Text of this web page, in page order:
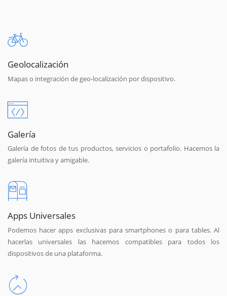
Geolocalización
Mapas o integración de geo-localización por dispositivo.
Galería
Galería de fotos de tus productos, servicios o portafolio. Hacemos la
galería intuitiva y amigable.
Apps Universales
Podemos hacer apps exclusivas para smartphones o para tables. Al
hacerlas universales las hacemos compatibles para todos los
dispositivos de una plataforma.